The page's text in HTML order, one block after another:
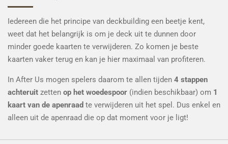
Iedereen die het principe van deckbuilding een beetje kent,
weet dat het belangrijk is om je deck uit te dunnen door
minder goede kaarten te verwijderen. Zo komen je beste
kaarten vaker terug en kan je hier maximaal van profiteren.
In After Us mogen spelers daarom te allen tijden 4 stappen
achteruit zetten op het woedespoor (indien beschikbaar) om 1
kaart van de apenraad te verwijderen uit het spel. Dus enkel en
alleen uit de apenraad die op dat moment voor je ligt!